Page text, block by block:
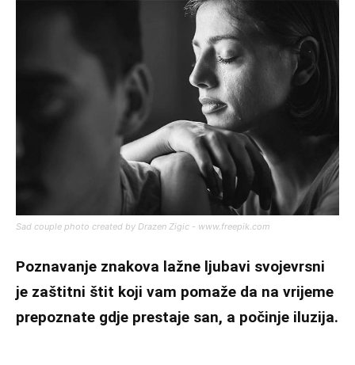
Sad couple photo created by Drazen Zigic - www.freepik.com
Poznavanje znakova lažne ljubavi svojevrsni
je zaštitni štit koji vam pomaže da na vrijeme
prepoznate gdje prestaje san, a počinje iluzija.